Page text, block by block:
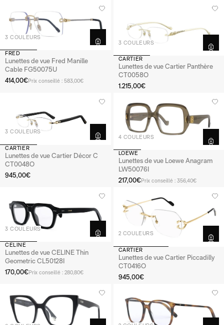
3 COULEURS
FRED
Lunettes de vue Fred Manille
Cable FG50075U
414,00€Prix conseillé : 583,00€
3 COULEURS
CARTIER
Lunettes de vue Cartier Panthère
CT0058O
1.215,00€
3 COULEURS
CARTIER
Lunettes de vue Cartier Décor C
CT0048O
945,00€
4 COULEURS
LOEWE
Lunettes de vue Loewe Anagram
LW50076I
217,00€Prix conseillé : 356,40€
3 COULEURS
CELINE
Lunettes de vue CELINE Thin
Geometric CL50128I
170,00€Prix conseillé : 280,80€
2 COULEURS
CARTIER
Lunettes de vue Cartier Piccadilly
CT0416O
945,00€